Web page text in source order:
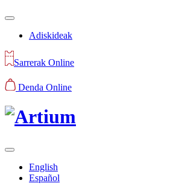
Adiskideak
Sarrerak Online
Denda Online
English
Español